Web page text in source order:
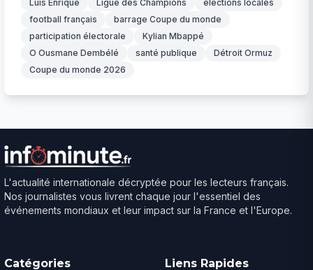
Luis Enrique
Ligue des Champions
élections locales
football français
barrage Coupe du monde
participation électorale
Kylian Mbappé
O Ousmane Dembélé
santé publique
Détroit Ormuz
Coupe du monde 2026
L'actualité internationale décryptée pour les lecteurs français.
Nos journalistes vous livrent chaque jour l'essentiel des
événements mondiaux et leur impact sur la France et l'Europe.
Catégories Liens Rapides